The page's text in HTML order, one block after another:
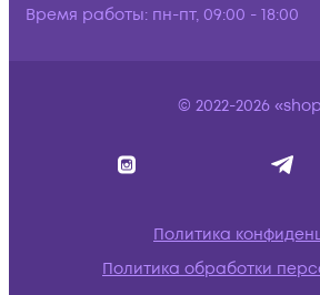
Время работы: пн-пт, 09:00 - 18:00
© 2022-2026
Политика
Политика обработки